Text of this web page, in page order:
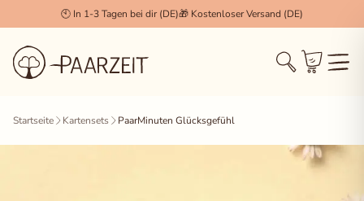
🕙 In 1-3 Tagen bei dir (DE)🎁 Kostenloser Versand (DE)
Startseite Kartensets PaarMinuten Glücksgefühl
Cookie Einstellungen ×
Technisch notwendig (Essenziell)
Diese Cookies werden zwingend benötigt, damit die